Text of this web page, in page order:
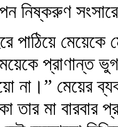
নিষ্করুণ
পাঠিয়ে মেয়েকে
প্রাণান্ত
না।” মেয়ের
মা বারবার